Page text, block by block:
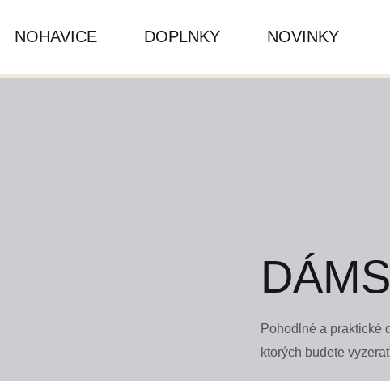
NOHAVICE DOPLNKY NOVINKY
Pohodlné a praktické
ktorých budete